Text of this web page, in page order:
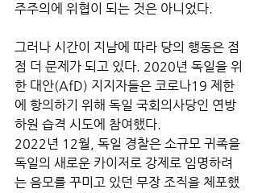
주주의에 위협이 되는 것은 아니었다.
그러나 시간이 지남에 따라 당의 행동은 점
점 더 문제가 되고 있다. 2020년 독일을 위
한 대안(AfD) 지지자들은 코로나19 제한
에 항의하기 위해 독일 국회의사당인 연방
하원 습격 시도에 참여했다.
2022년 12월, 독일 경찰은 소규모 귀족을
독일의 새로운 카이저로 강제로 임명하려
는 음모를 꾸미고 있던 무장 조직을 체포했